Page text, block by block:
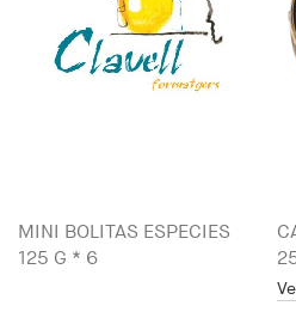
MINI BOLITAS ESPECIES
125 G * 6